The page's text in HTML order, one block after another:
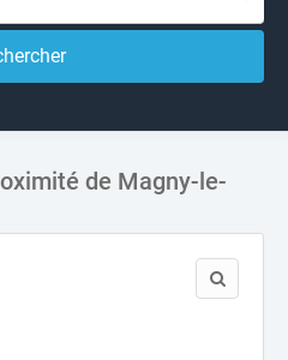
de Magny-le-